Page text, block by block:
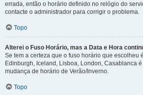
errada, então o horário definido no relógio do
contacte o administrador para corrigir o problema.
Topo
Alterei o Fuso Horário, mas a Data e Hora
Se tem a certeza que o fuso horário que escolheu
Edinburgh, Iceland, Lisboa, London, Casablanca
mudança de horário de Verão/Inverno.
Topo